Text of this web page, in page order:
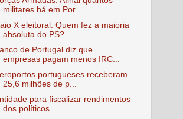
militares há em Por...
X eleitoral. Quem fez a maioria
absoluta do PS?
de Portugal diz que
empresas pagam menos IRC...
portugueses receberam
25,6 milhões de p...
para fiscalizar rendimentos
dos políticos...